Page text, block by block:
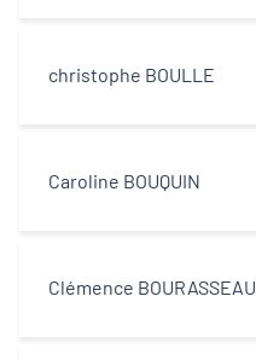
christophe BOULLE
Caroline BOUQUIN
Clémence BOURASSEAU